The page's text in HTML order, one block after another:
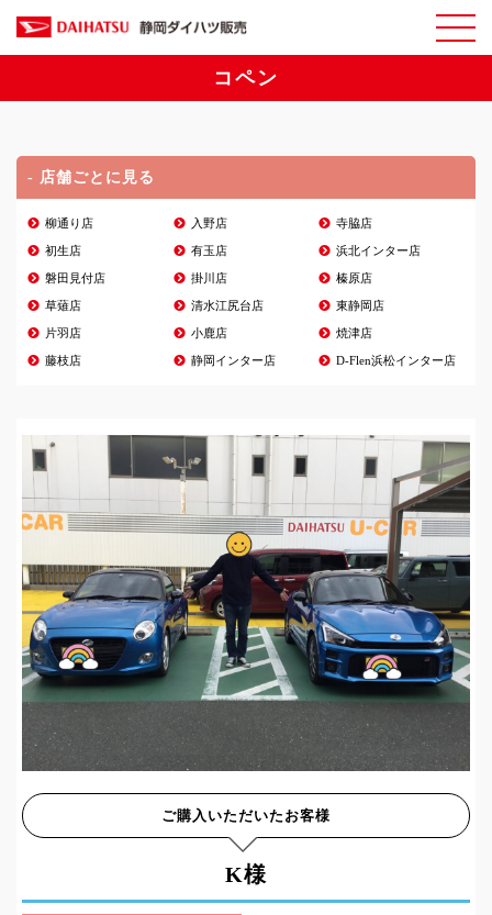
コペン
- 店舗ごとに見る
柳通り店 入野店 寺脇店
初生店 有玉店 浜北インター店
磐田見付店 掛川店 榛原店
草薙店 清水江尻台店 東静岡店
片羽店 小鹿店 焼津店
藤枝店 静岡インター店 D-Flen浜松インター店
ご購入いただいたお客様
K様